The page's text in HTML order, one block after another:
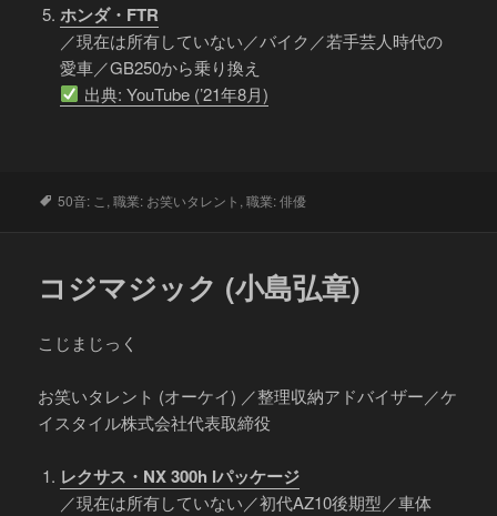
ホンダ・FTR
／現在は所有していない／バイク／若手芸人時代の
愛車／GB250から乗り換え
出典: YouTube (’21年8月)
タ
50音: こ ,職業: お笑いタレント ,職業: 俳優
コジマジック (小島弘章)
こじまじっく
お笑いタレント (オーケイ) ／整理収納アドバイザー／ケ
イスタイル株式会社代表取締役
レクサス・NX 300h Iパッケージ
／現在は所有していない／初代AZ10後期型／車体